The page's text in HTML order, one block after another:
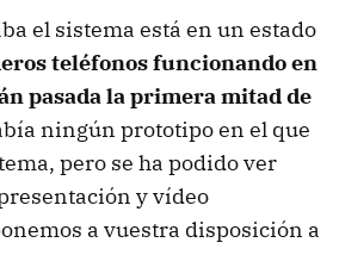
el sistema está en un estado
teléfonos funcionando en
pasada la primera mitad de
ningún prototipo en el que
pero se ha podido ver
y vídeo
a vuestra disposición a